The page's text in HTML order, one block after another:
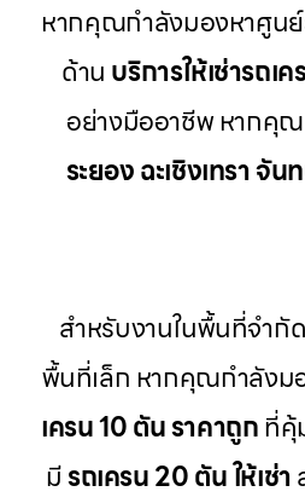
หากคุณกำลังมองหาศูนย์
ด้าน บริการให้เช่ารถเ
อย่างมืออาชีพ หากคุ
ระยอง ฉะเชิงเทรา จัน
สำหรับงานในพื้นที่จำกั
พื้นที่เล็ก หากคุณกำลังม
เครน 10 ตัน ราคาถูกที่คุ้
มีรถเครน 20 ตัน ให้เช่า